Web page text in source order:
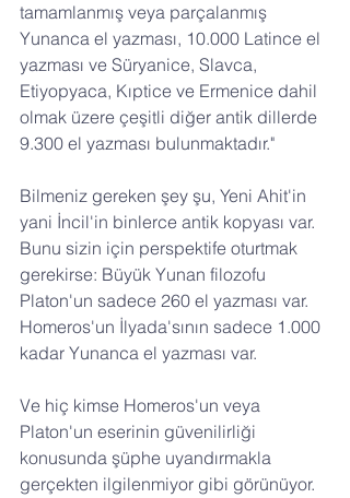
tamamlanmış veya parçalanmış
Yunanca el yazması, 10.000 Latince el
yazması ve Süryanice, Slavca,
Etiyopyaca, Kıptice ve Ermenice dahil
olmak üzere çeşitli diğer antik dillerde
9.300 el yazması bulunmaktadır."
Bilmeniz gereken şey şu, Yeni Ahit'in
yani İncil'in binlerce antik kopyası var.
Bunu sizin için perspektife oturtmak
gerekirse: Büyük Yunan filozofu
Platon'un sadece 260 el yazması var.
Homeros'un İlyada'sının sadece 1.000
kadar Yunanca el yazması var.
Ve hiç kimse Homeros'un veya
Platon'un eserinin güvenilirliği
konusunda şüphe uyandırmakla
gerçekten ilgilenmiyor gibi görünüyor.